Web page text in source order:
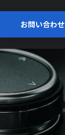
お問い合わせ